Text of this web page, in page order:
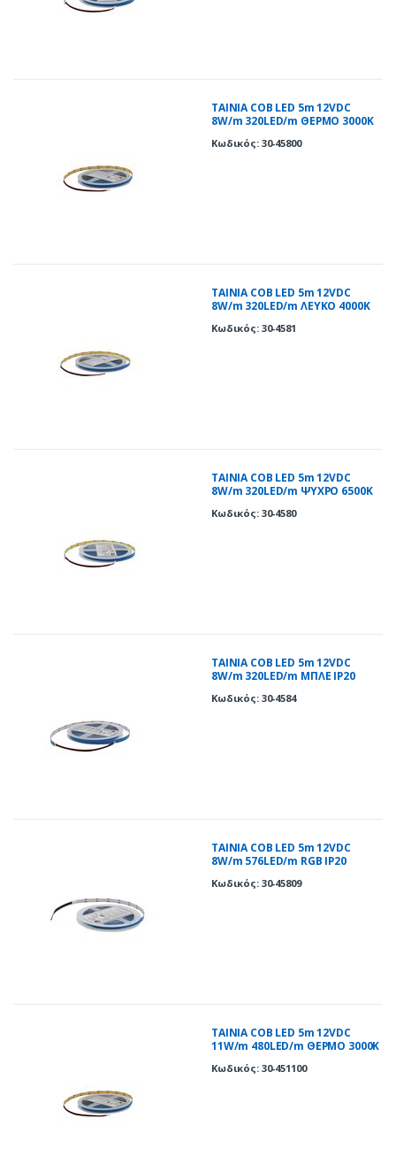
ΤΑΙΝΙΑ COB LED 5m 12VDC
8W/m 320LED/m ΘΕΡΜΟ 3000K
Κωδικός: 30-45800
ΤΑΙΝΙΑ COB LED 5m 12VDC
8W/m 320LED/m ΛΕΥΚΟ 4000K
Κωδικός: 30-4581
ΤΑΙΝΙΑ COB LED 5m 12VDC
8W/m 320LED/m ΨΥΧΡΟ 6500K
Κωδικός: 30-4580
ΤΑΙΝΙΑ COB LED 5m 12VDC
8W/m 320LED/m ΜΠΛΕ IP20
Κωδικός: 30-4584
ΤΑΙΝΙΑ COB LED 5m 12VDC
8W/m 576LED/m RGB IP20
Κωδικός: 30-45809
ΤΑΙΝΙΑ COB LED 5m 12VDC
11W/m 480LED/m ΘΕΡΜΟ 3000K
Κωδικός: 30-451100